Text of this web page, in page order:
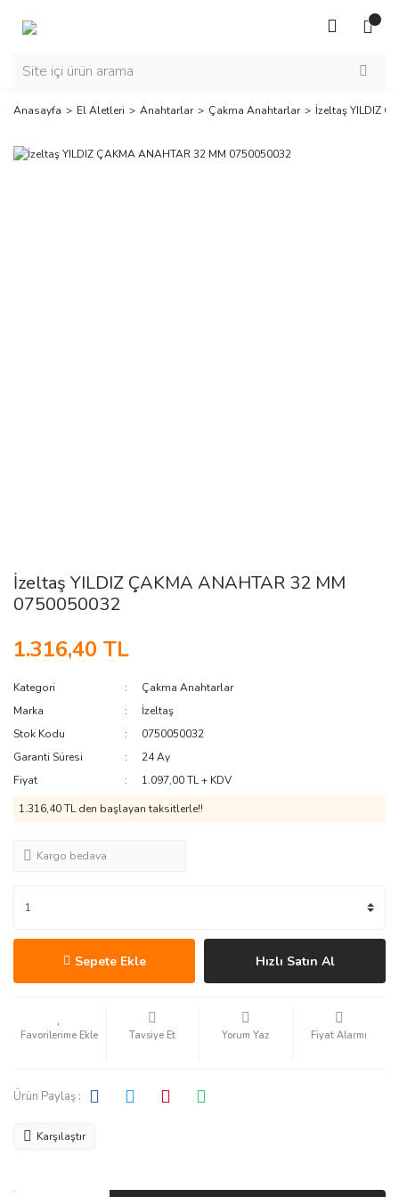
Anasayfa El Aletleri Anahtarlar Çakma Anahtarlar İzeltaş YILDIZ
İzeltaş YILDIZ ÇAKMA ANAHTAR 32 MM
0750050032
1.316,40 TL
Kategori
Çakma Anahtarlar
Marka
İzeltaş
Stok Kodu
0750050032
Garanti Süresi
24 Ay
Fiyat
1.097,00 TL + KDV
1.316,40 TL den başlayan taksitlerle!!
Kargo bedava
Sepete Ekle Hızlı Satın Al
Tavsiye Et Yorum Yaz Fiyat Alarmı
Ürün Paylaş :
Karşılaştır